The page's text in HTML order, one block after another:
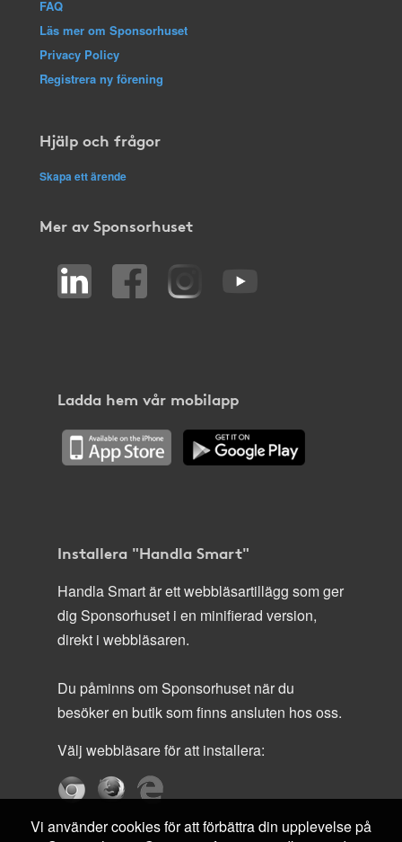
FAQ
Läs mer om Sponsorhuset
Privacy Policy
Registrera ny förening
Hjälp och frågor
Skapa ett ärende
Mer av Sponsorhuset
Ladda hem vår mobilapp
Installera "Handla Smart"
Handla Smart är ett webbläsartillägg som ger
dig Sponsorhuset i en minifierad version,
direkt i webbläsaren.
Du påminns om Sponsorhuset när du
besöker en butik som finns ansluten hos oss.
Välj webbläsare för att installera:
Vi använder cookies för att förbättra din upplevelse på